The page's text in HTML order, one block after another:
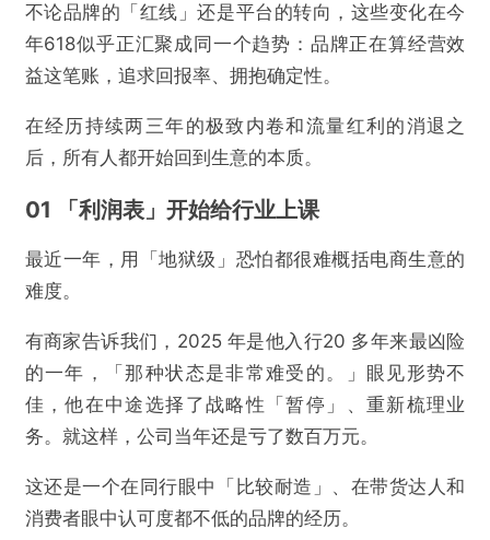
不论品牌的「红线」还是平台的转向，这些变化在今
年618似乎正汇聚成同一个趋势：品牌正在算经营效
益这笔账，追求回报率、拥抱确定性。
在经历持续两三年的极致内卷和流量红利的消退之
后，所有人都开始回到生意的本质。
01 「利润表」开始给行业上课
最近一年，用「地狱级」恐怕都很难概括电商生意的
难度。
有商家告诉我们，2025 年是他入行20 多年来最凶险
的一年，「那种状态是非常难受的。」眼见形势不
佳，他在中途选择了战略性「暂停」、重新梳理业
务。就这样，公司当年还是亏了数百万元。
这还是一个在同行眼中「比较耐造」、在带货达人和
消费者眼中认可度都不低的品牌的经历。